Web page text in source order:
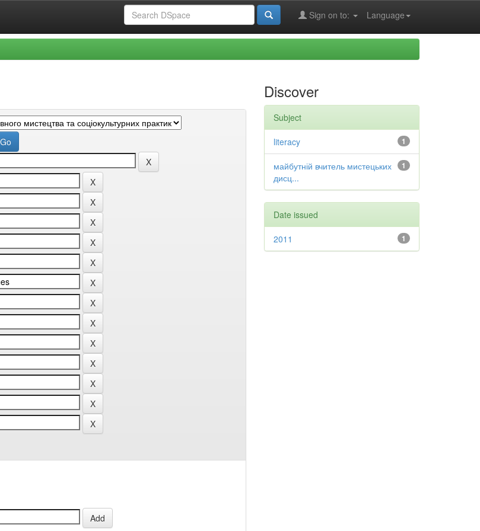
Language
Sign on to:
Discover
Subject
1
literacy
1
майбутній вчитель мистецьких
дисц...
Date issued
1
2011